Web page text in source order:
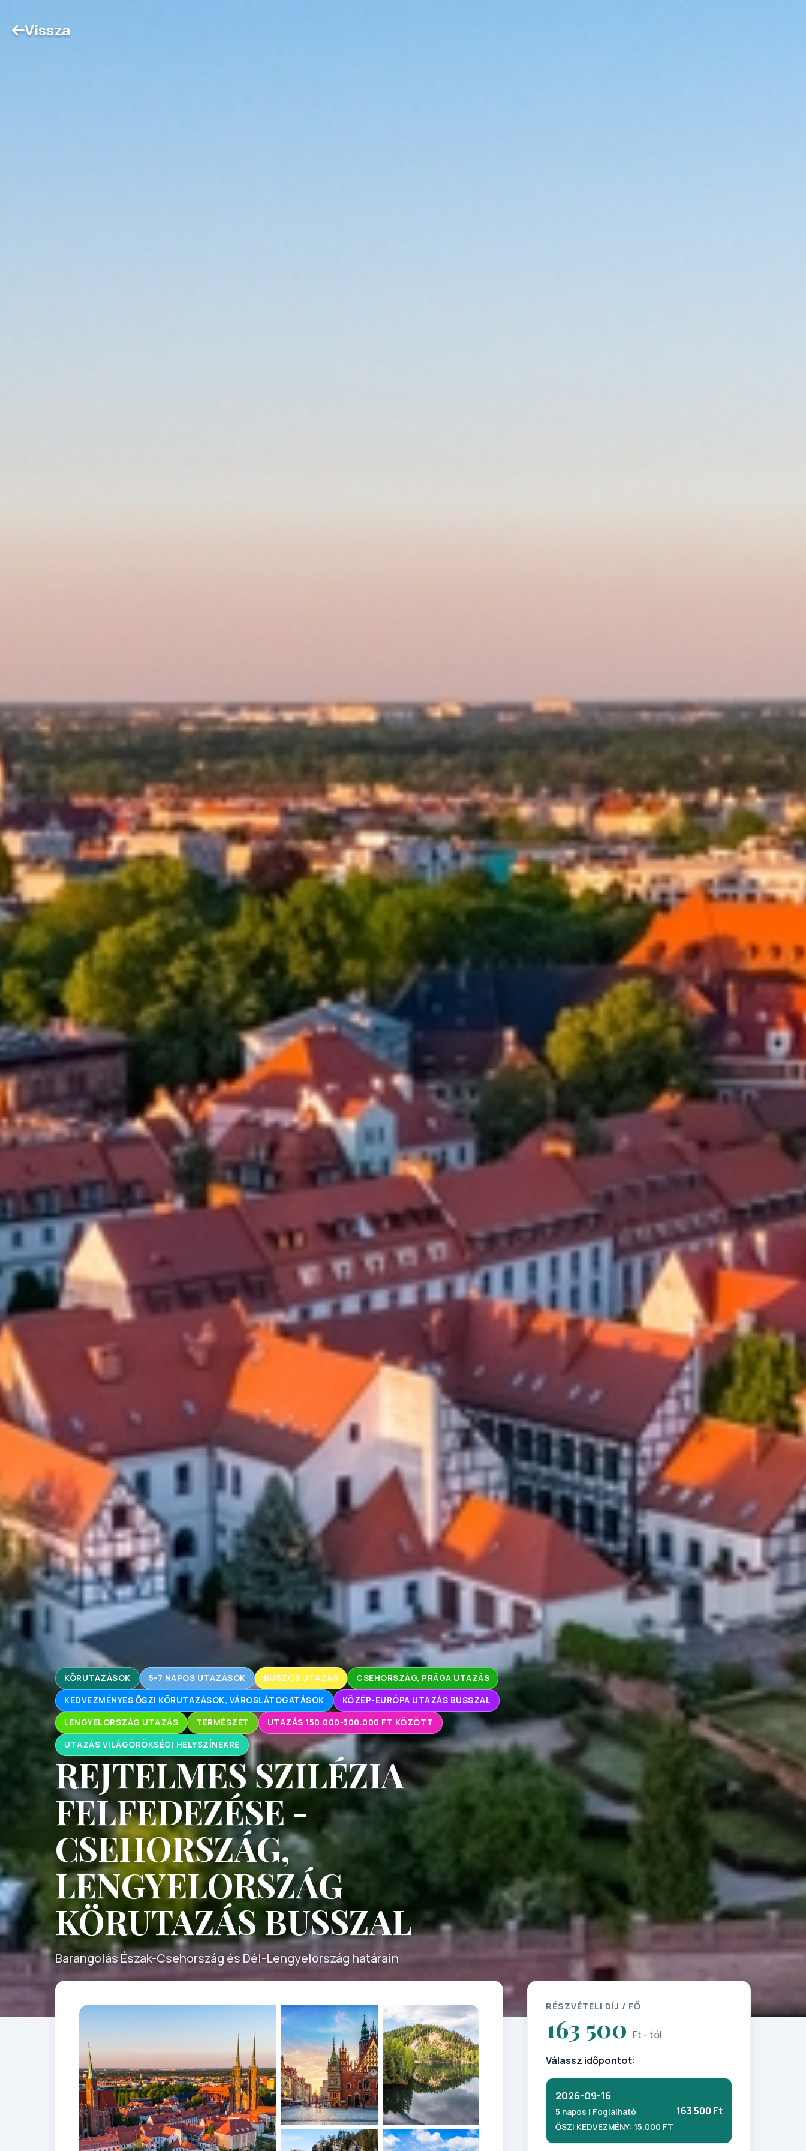
Vissza
KÖRUTAZÁSOK 5-7 NAPOS UTAZÁSOK BUSZOS UTAZÁS CSEHORSZÁG, PRÁGA UTAZÁS
KEDVEZMÉNYES ŐSZI KÖRUTAZÁSOK, VÁROSLÁTOGATÁSOK KÖZÉP-EURÓPA UTAZÁS BUSSZAL
LENGYELORSZÁG UTAZÁS TERMÉSZET UTAZÁS 150.000-300.000 FT KÖZÖTT
UTAZÁS VILÁGÖRÖKSÉGI HELYSZÍNEKRE
REJTELMES SZILÉZIA
FELFEDEZÉSE -
CSEHORSZÁG,
LENGYELORSZÁG
KÖRUTAZÁS BUSSZAL
Barangolás Észak-Csehország és Dél-Lengyelország határain
RÉSZVÉTELI DÍJ / FŐ
163 500 Ft - tól
Válassz időpontot:
2026-09-16
5 napos | Foglalható
ŐSZI KEDVEZMÉNY: 15.000 FT
163 500 Ft